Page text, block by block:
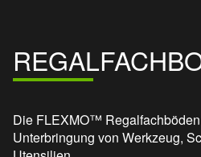
Die FLEXMO™
Unterbringung von Werkzeug,